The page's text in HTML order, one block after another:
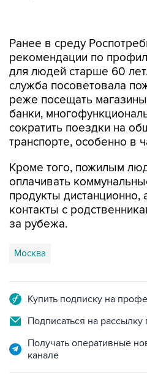
для людей старше 60
служба посоветовала
реже посещать
банки,
сократить поездки на
транспорте, особенно в
Кроме того, пожилым
продукты дистанционно,
контакты с
за рубежа.
Москва
Подписаться на рассылку
Получать оперативные
НОВОСТИ ПО ТЕМЕ